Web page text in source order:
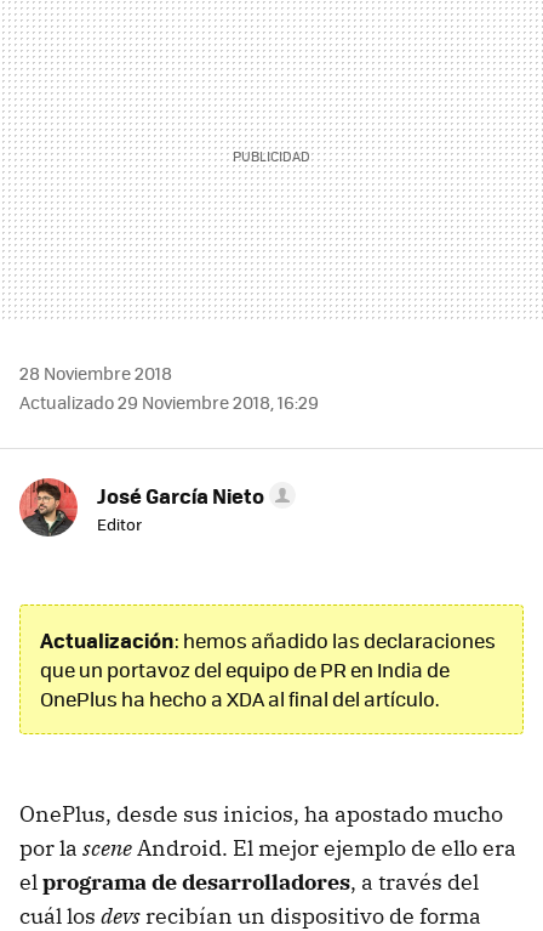
MAIL
28 Noviembre 2018
Actualizado 29 Noviembre 2018, 16:29
José García Nieto
Editor
Actualización: hemos añadido las declaraciones
que un portavoz del equipo de PR en India de
OnePlus ha hecho a XDA al final del artículo.
OnePlus, desde sus inicios, ha apostado mucho
por la sceneAndroid. El mejor ejemplo de ello era
elprograma de desarrolladores, a través del
cuál los devs recibían un dispositivo de forma